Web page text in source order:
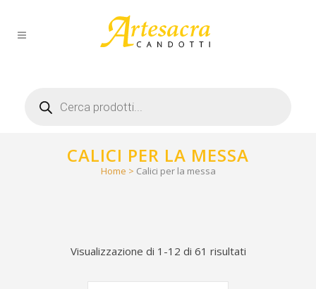
search
CALICI PER LA MESSA
Home > Calici per la messa
Visualizzazione di 1-12 di 61 risultati